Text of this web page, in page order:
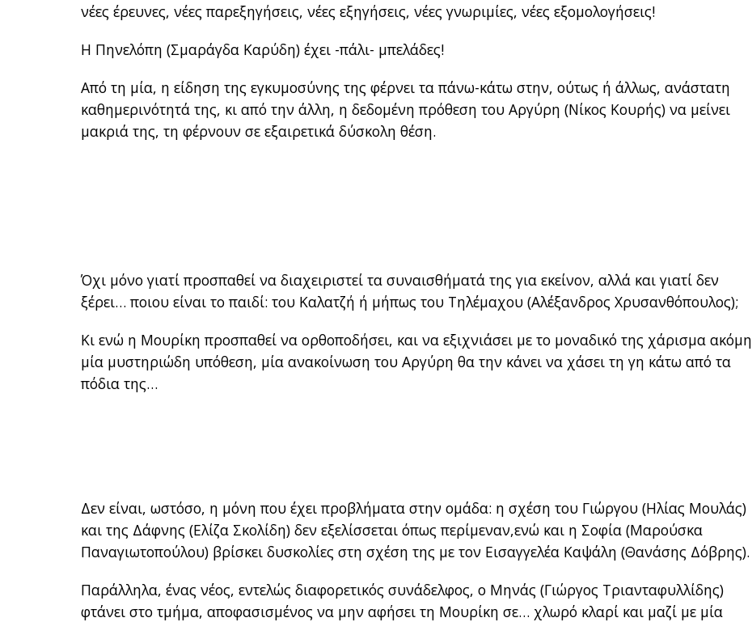
νέες έρευνες, νέες παρεξηγήσεις, νέες εξηγήσεις, νέες γνωριμίες, νέες εξομολογήσεις!
Η Πηνελόπη (Σμαράγδα Καρύδη) έχει -πάλι- μπελάδες!
Από τη μία, η είδηση της εγκυμοσύνης της φέρνει τα πάνω-κάτω στην, ούτως ή άλλως, ανάστατη
καθημερινότητά της, κι από την άλλη, η δεδομένη πρόθεση του Αργύρη (Νίκος Κουρής) να μείνει
μακριά της, τη φέρνουν σε εξαιρετικά δύσκολη θέση.
Όχι μόνο γιατί προσπαθεί να διαχειριστεί τα συναισθήματά της για εκείνον, αλλά και γιατί δεν
ξέρει… ποιου είναι το παιδί: του Καλατζή ή μήπως του Τηλέμαχου (Αλέξανδρος Χρυσανθόπουλος);
Κι ενώ η Μουρίκη προσπαθεί να ορθοποδήσει, και να εξιχνιάσει με το μοναδικό της χάρισμα ακόμη
μία μυστηριώδη υπόθεση, μία ανακοίνωση του Αργύρη θα την κάνει να χάσει τη γη κάτω από τα
πόδια της…
Δεν είναι, ωστόσο, η μόνη που έχει προβλήματα στην ομάδα: η σχέση του Γιώργου (Ηλίας Μουλάς)
και της Δάφνης (Ελίζα Σκολίδη) δεν εξελίσσεται όπως περίμεναν,ενώ και η Σοφία (Μαρούσκα
Παναγιωτοπούλου) βρίσκει δυσκολίες στη σχέση της με τον Εισαγγελέα Καψάλη (Θανάσης Δόβρης).
Παράλληλα, ένας νέος, εντελώς διαφορετικός συνάδελφος, ο Μηνάς (Γιώργος Τριανταφυλλίδης)
φτάνει στο τμήμα, αποφασισμένος να μην αφήσει τη Μουρίκη σε… χλωρό κλαρί και μαζί με μία